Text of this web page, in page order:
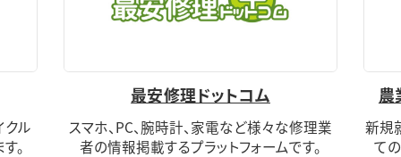
クル
。
最安修理ドットコム
スマホ、PC、腕時計、家電など様々な修理業
者の情報掲載するプラットフォームです。
農
新規
て